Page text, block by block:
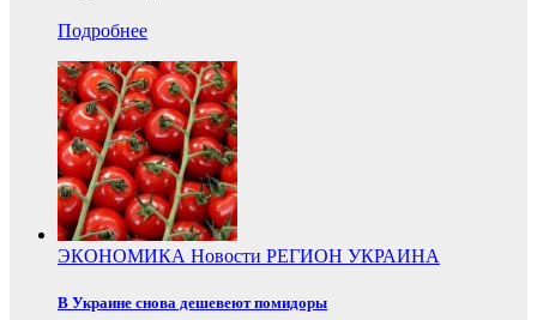
Подробнее
ЭКОНОМИКА Новости РЕГИОН УКРАИНА
В Украине снова дешевеют помидоры